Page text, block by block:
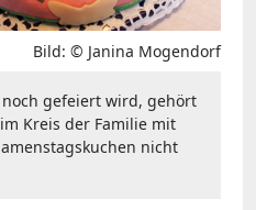
Bild: © Janina Mogendorf
gefeiert wird, gehört
Kreis der Familie mit
nicht